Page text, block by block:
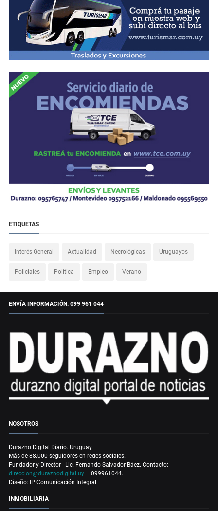
ETIQUETAS
Interés General Actualidad Necrológicas Uruguayos
Policiales Política Empleo Verano
ENVÍA INFORMACIÓN: 099 961 044
NOSOTROS
Durazno Digital Diario. Uruguay.
Más de 88.000 seguidores en redes sociales.
Fundador y Director - Lic. Fernando Salvador Báez. Contacto:
direccion@duraznodigital.uy – 099961044.
Diseño: IP Comunicación Integral.
INMOBILIARIA